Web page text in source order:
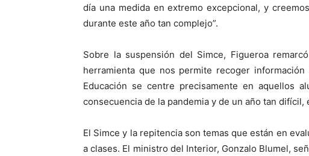
día una medida en extremo excepcional, y
durante este año tan complejo”.
Sobre la suspensión del Simce, Figueroa
herramienta que nos permite recoger
Educación se centre precisamente en aquellos
consecuencia de la pandemia y de un año tan difícil,
El Simce y la repitencia son temas que están en
a clases. El ministro del Interior, Gonzalo Blumel,